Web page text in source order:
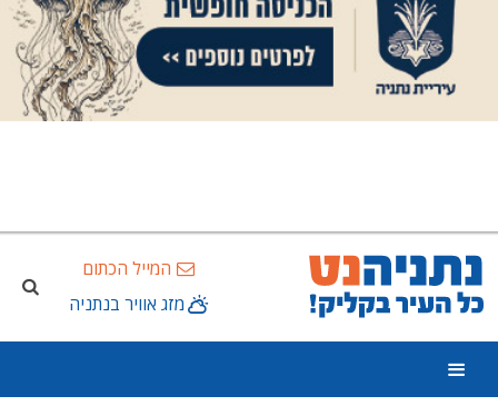
המייל הכתום
מזג אוויר בנתניה